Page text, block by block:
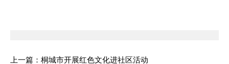
上一篇： 桐城市开展红色文化进社区活动